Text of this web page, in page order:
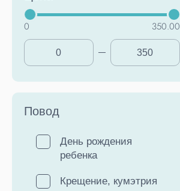
0 350.00
Повод
День рождения
ребенка
Крещение, кумэтрия